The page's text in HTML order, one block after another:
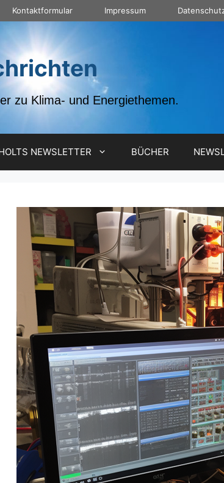
Kontaktformular Impressum
zu Klima- und Energiethemen.
NEWSLETTER BÜCHER